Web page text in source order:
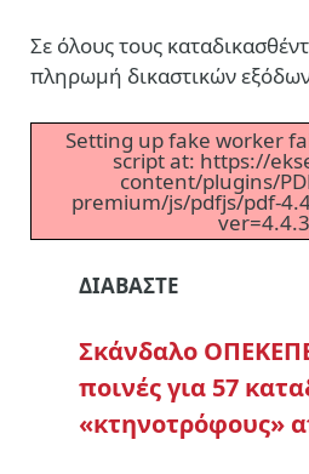
Σε όλους τους
πληρωμή δικαστικών
Setting up fake worker
script at: https://
content/plugins/
premium/js/pdfjs/pdf-
ΔΙΑΒΑΣΤΕ
Σκάνδαλο
ποινές για 57
«κτηνοτρόφους»